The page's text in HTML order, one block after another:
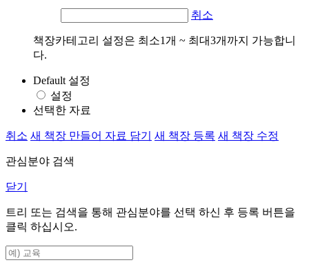
취소
책장카테고리 설정은 최소1개 ~ 최대3개까지 가능합니
다.
Default 설정
설정
선택한 자료
취소 새 책장 만들어 자료 담기 새 책장 등록 새 책장 수정
관심분야 검색
닫기
트리 또는 검색을 통해 관심분야를 선택 하신 후 등록 버튼을
클릭 하십시오.